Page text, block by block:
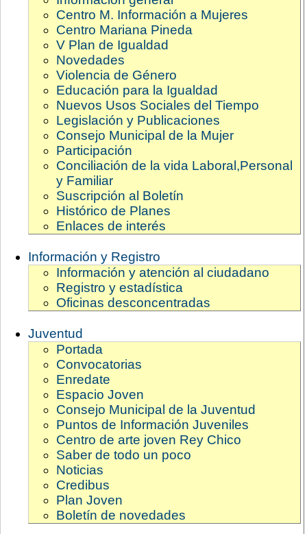
Centro M. Información a Mujeres
Centro Mariana Pineda
V Plan de Igualdad
Novedades
Violencia de Género
Educación para la Igualdad
Nuevos Usos Sociales del Tiempo
Legislación y Publicaciones
Consejo Municipal de la Mujer
Participación
Conciliación de la vida Laboral,Personal
y Familiar
Suscripción al Boletín
Histórico de Planes
Enlaces de interés
Información y Registro
Información y atención al ciudadano
Registro y estadística
Oficinas desconcentradas
Juventud
Portada
Convocatorias
Enredate
Espacio Joven
Consejo Municipal de la Juventud
Puntos de Información Juveniles
Centro de arte joven Rey Chico
Saber de todo un poco
Noticias
Credibus
Plan Joven
Boletín de novedades